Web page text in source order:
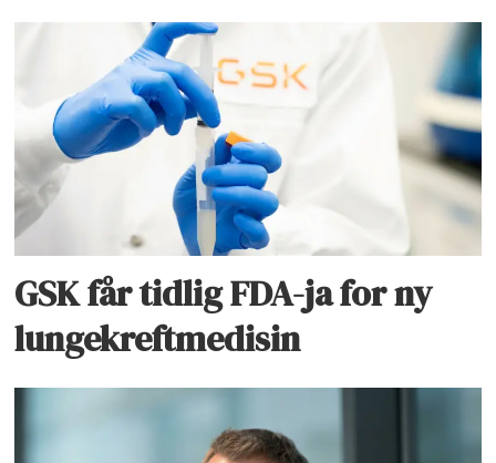
GSK får tidlig FDA-ja for ny
lungekreftmedisin